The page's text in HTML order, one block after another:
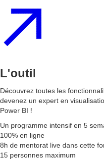
L'outil
Découvrez toutes les
devenez un expert en
Power BI !
Un programme intensif en 5
100% en ligne
8h de mentorat live dans cette
15 personnes maximum